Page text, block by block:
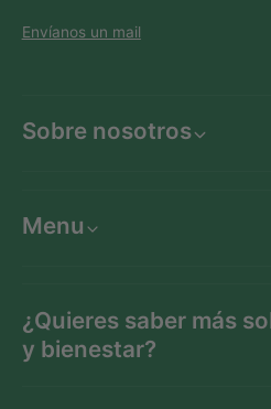
Envíanos un mail
Sobre nosotros
Menu
¿Quieres saber más
y bienestar?